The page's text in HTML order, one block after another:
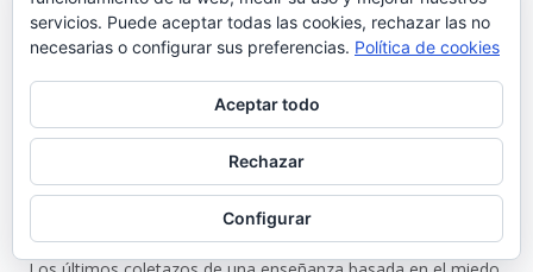
#6.655
Cuando «el Pavirri» llevaba a El Puerto en la garganta #6.654
Luis Suárez Ávila y Pepita Lena: una tertulia de 2004 sobre el
centro histórico que El Puerto estaba perdiendo #6.653
Urbaluz, cuando El Puerto se vistió la americana #6.652
servicios. Puede aceptar todas las cookies, rechazar las no
necesarias o configurar sus preferencias. Política de cookies
Aceptar todo
Rechazar
Configurar